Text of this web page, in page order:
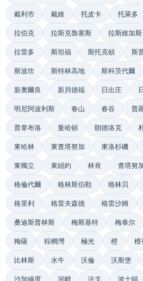
戴利市 戴維 托皮卡 托萊多
拉伯克 拉斯克魯塞斯 拉斯維加斯
拉雷多 斯坦福 斯托克頓 斯
斯波坎 斯特林高地 斯科茨代爾
新奧爾良 新貝德福 日出庄
明尼阿波利斯 春山 春谷 普
普韋布洛 曼哈頓 朗德洛克
東哈林 東查塔努加 東洛杉磯
東獨立 東紐約 林肯 查塔努
格倫代爾 格林斯伯勒 格林贝
格里利 格雷夫森德 格雷沙姆
桑迪斯普林斯 梅斯基特 梅泰尔
梅薩 棕櫚灣 極光 橙 檀
比林斯 水牛 沃倫 沃斯堡
沙加緬度 河畔 法戈 波士頓